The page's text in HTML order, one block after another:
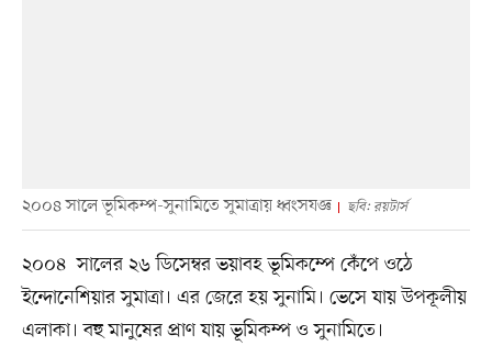
২০০৪ সালে ভূমিকম্প-সুনামিতে সুমাত্রায় ধ্বংসযজ্ঞ ছবি: রয়টার্স
২০০৪ সালের ২৬ ডিসেম্বর ভয়াবহ ভূমিকম্পে কেঁপে ওঠে
ইন্দোনেশিয়ার সুমাত্রা। এর জেরে হয় সুনামি। ভেসে যায় উপকূলীয়
এলাকা। বহু মানুষের প্রাণ যায় ভূমিকম্প ও সুনামিতে।